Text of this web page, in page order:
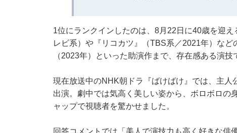
1位にランクインしたのは、8月22日に40歳を迎
レビ系）や『リコカツ』（TBS系／2021年）など
（2023年）といった助演作まで、存在感ある演技
現在放送中のNHK朝ドラ『ばけばけ』では、主
出演。劇中では気高く美しい姿から、ボロボロの
ャップで視聴者を驚かせました。